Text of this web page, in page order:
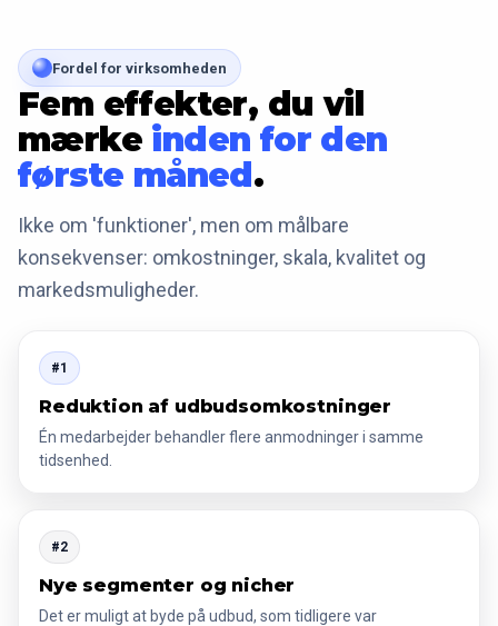
Fordel for virksomheden
Fem effekter, du vil
mærke inden for den
første måned.
Ikke om 'funktioner', men om målbare
konsekvenser: omkostninger, skala, kvalitet og
markedsmuligheder.
#1
Reduktion af udbudsomkostninger
Én medarbejder behandler flere anmodninger i samme
tidsenhed.
#2
Nye segmenter og nicher
Det er muligt at byde på udbud, som tidligere var